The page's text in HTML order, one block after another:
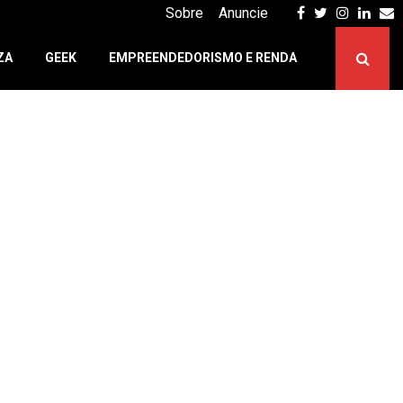
Facebook
Twitter
Sobre Anuncie
GEEK EMPREENDEDORISMO E RENDA